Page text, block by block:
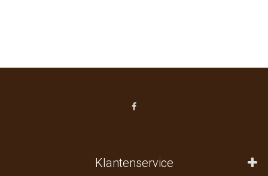
Klantenservice